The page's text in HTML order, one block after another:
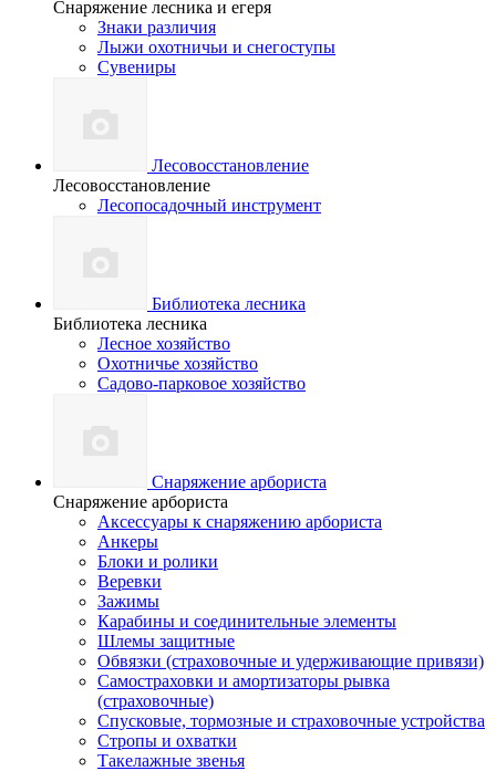
Снаряжение лесника и егеря
Знаки различия
Лыжи охотничьи и снегоступы
Сувениры
Лесовосстановление
Лесовосстановление
Лесопосадочный инструмент
Библиотека лесника
Библиотека лесника
Лесное хозяйство
Охотничье хозяйство
Садово-парковое хозяйство
Снаряжение арбориста
Снаряжение арбориста
Аксессуары к снаряжению арбориста
Анкеры
Блоки и ролики
Веревки
Зажимы
Карабины и соединительные элементы
Шлемы защитные
Обвязки (страховочные и удерживающие привязи)
Самостраховки и амортизаторы рывка
(страховочные)
Спусковые, тормозные и страховочные устройства
Стропы и охватки
Такелажные звенья